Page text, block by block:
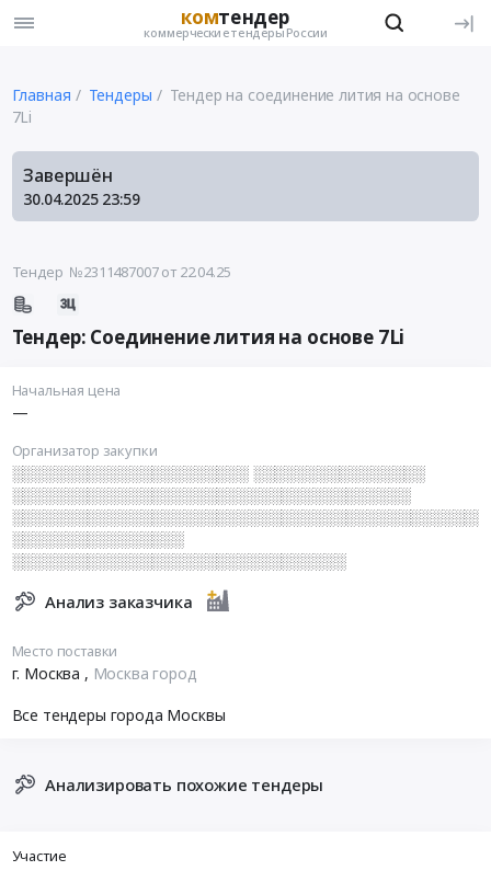
комтендер
коммерческие тендеры России
Главная Тендеры
Тендер на соединение лития на основе
7Li
Завершён
30.04.2025 23:59
Тендер №2311487007от 22.04.25
Тендер: Соединение лития на основе 7Li
Начальная цена
—
Организатор закупки
░░░░░░░░░░░░░░░░░░░░░░ ░░░░░░░░░░░░░░░░
░░░░░░░░░░░░░░░░░░░░░░░░░░░░░░░░░░░░░
░░░░░░░░░░░░░░░░
░░░░░░░░░░░░░░░░░░░░░░░░░░░░░░░
Анализ заказчика
Место поставки
г. Москва , Москва город
Все тендеры города Москвы
Анализировать похожие тендеры
Участие